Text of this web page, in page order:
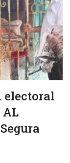
electoral